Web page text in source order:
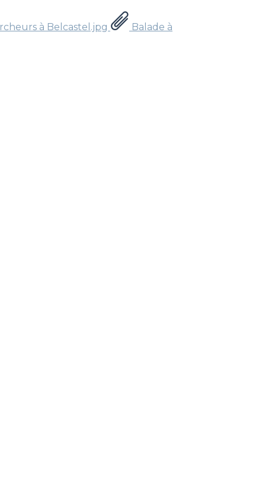
à Belcastel.jpg
Balade à